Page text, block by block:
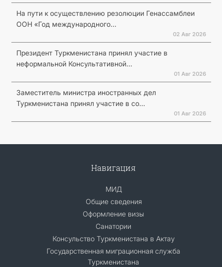
На пути к осуществлению резолюции Генассамблеи
ООН «Год международного...
02 Авг 2026
Президент Туркменистана принял участие в
неформальной Консультативной...
01 Авг 2026
Заместитель министра иностранных дел
Туркменистана принял участие в со...
01 Авг 2026
Навигация
МИД
Общие сведения
Оформление визы
Санатории
Консульство Туркменистана в Актау
Государственная миграционная служба
Туркменистана